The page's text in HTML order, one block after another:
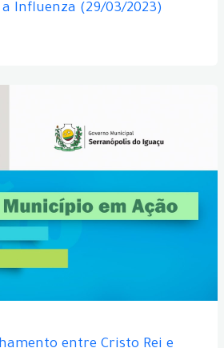
Influenza (29/03/2023)